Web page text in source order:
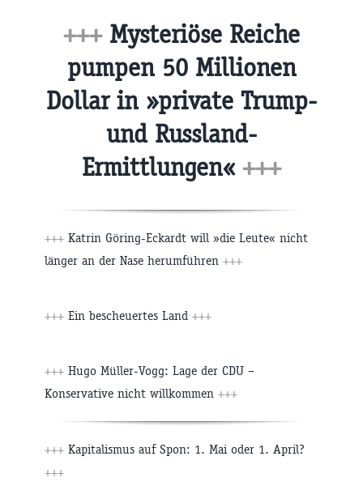
+++ Mysteriöse Reiche
pumpen 50 Millionen
Dollar in »private Trump-
und Russland-
Ermittlungen« +++
+++ Katrin Göring-Eckardt will »die Leute« nicht
länger an der Nase herumführen +++
+++ Ein bescheuertes Land +++
+++ Hugo Müller-Vogg: Lage der CDU –
Konservative nicht willkommen +++
+++ Kapitalismus auf Spon: 1. Mai oder 1. April?
+++